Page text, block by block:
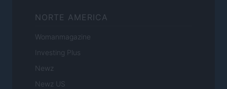
NORTE AMERICA
Womanmagazine
Investing Plus
Newz
Newz US